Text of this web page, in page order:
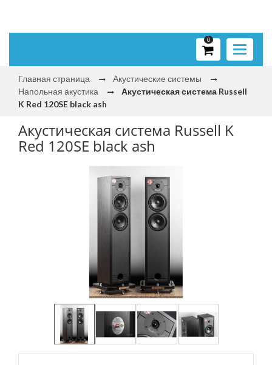
Toggle
0
Главная страница
Акустические системы
Напольная акустика
Акустическая система Russell
K Red 120SE black ash
Акустическая система Russell K
Red 120SE black ash